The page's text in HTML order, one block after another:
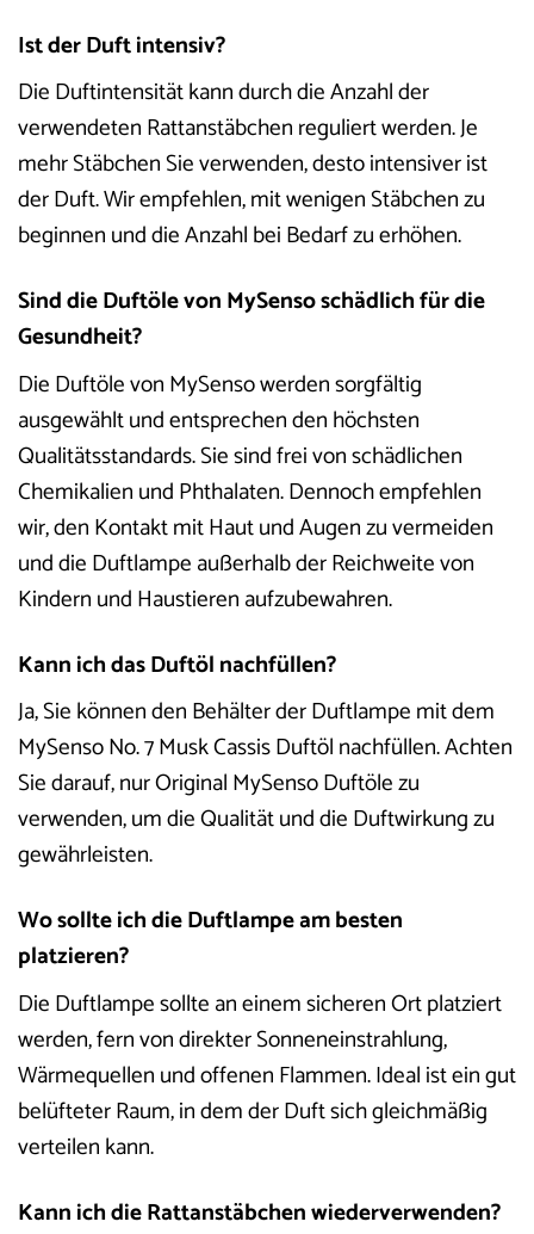
Ist der Duft intensiv?
Die Duftintensität kann durch die Anzahl der
verwendeten Rattanstäbchen reguliert werden. Je
mehr Stäbchen Sie verwenden, desto intensiver ist
der Duft. Wir empfehlen, mit wenigen Stäbchen zu
beginnen und die Anzahl bei Bedarf zu erhöhen.
Sind die Duftöle von MySenso schädlich für die
Gesundheit?
Die Duftöle von MySenso werden sorgfältig
ausgewählt und entsprechen den höchsten
Qualitätsstandards. Sie sind frei von schädlichen
Chemikalien und Phthalaten. Dennoch empfehlen
wir, den Kontakt mit Haut und Augen zu vermeiden
und die Duftlampe außerhalb der Reichweite von
Kindern und Haustieren aufzubewahren.
Kann ich das Duftöl nachfüllen?
Ja, Sie können den Behälter der Duftlampe mit dem
MySenso No. 7 Musk Cassis Duftöl nachfüllen. Achten
Sie darauf, nur Original MySenso Duftöle zu
verwenden, um die Qualität und die Duftwirkung zu
gewährleisten.
Wo sollte ich die Duftlampe am besten
platzieren?
Die Duftlampe sollte an einem sicheren Ort platziert
werden, fern von direkter Sonneneinstrahlung,
Wärmequellen und offenen Flammen. Ideal ist ein gut
belüfteter Raum, in dem der Duft sich gleichmäßig
verteilen kann.
Kann ich die Rattanstäbchen wiederverwenden?